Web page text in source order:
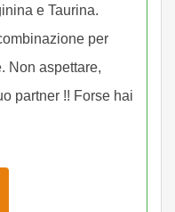
e Taurina.
per
Non aspettare,
partner !! Forse hai